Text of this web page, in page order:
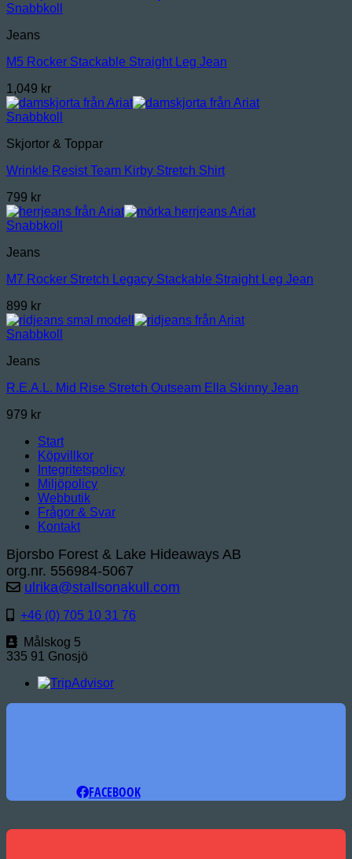
Snabbkoll
Jeans
M5 Rocker Stackable Straight Leg Jean
1,049 kr
Snabbkoll
Skjortor & Toppar
Wrinkle Resist Team Kirby Stretch Shirt
799 kr
Snabbkoll
Jeans
M7 Rocker Stretch Legacy Stackable Straight Leg Jean
899 kr
Snabbkoll
Jeans
R.E.A.L. Mid Rise Stretch Outseam Ella Skinny Jean
979 kr
Start
Köpvillkor
Integritetspolicy
Miljöpolicy
Webbutik
Frågor & Svar
Kontakt
Bjorsbo Forest & Lake Hideaways AB
org.nr. 556984-5067
ulrika@stallsonakull.com
+46 (0) 705 10 31 76
Målskog 5
335 91 Gnosjö
FACEBOOK